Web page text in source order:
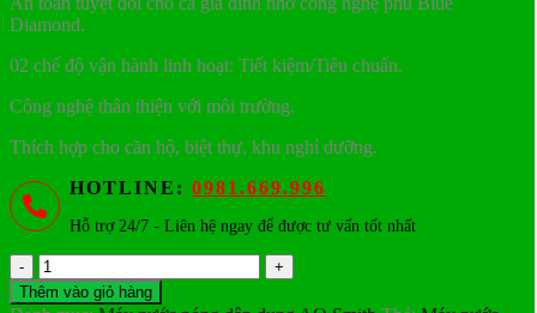
Diamond.
02 chế độ vận hành linh hoạt: Tiết kiệm/Tiêu chuẩn.
Công nghệ thân thiện với môi trường.
Thích hợp cho căn hộ, biệt thự, khu nghỉ dưỡng.
HOTLINE: 0981.669.996
Hỗ trợ 24/7 - Liên hệ ngay để được tư vấn tốt nhất
Máy
nước
nóng
Thêm vào giỏ hàng